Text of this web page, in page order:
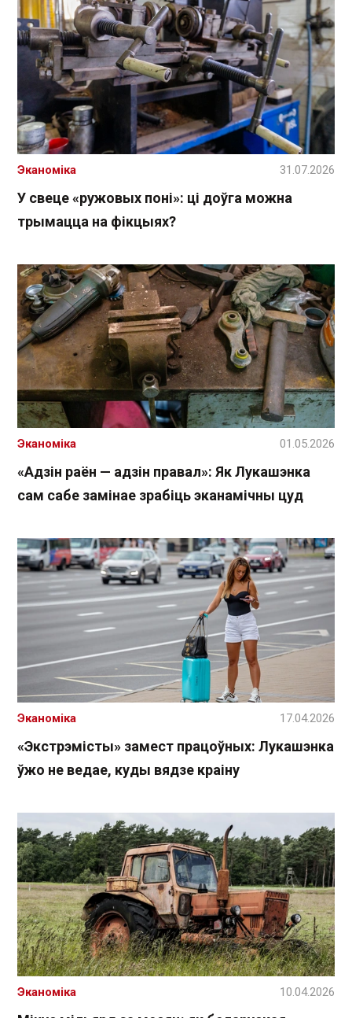
У свеце «ружовых поні»: ці доўга можна
трымацца на фікцыях?
Эканоміка 31.07.2026
«Адзін раён — адзін правал»: Як Лукашэнка
сам сабе замінае зрабіць эканамічны цуд
Эканоміка 01.05.2026
«Экстрэмісты» замест працоўных: Лукашэнка
ўжо не ведае, куды вядзе краіну
Эканоміка 17.04.2026
Эканоміка 10.04.2026